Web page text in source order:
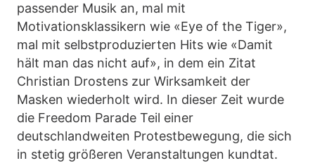
passender Musik an, mal mit
Motivationsklassikern wie «Eye of the Tiger»,
mal mit selbstproduzierten Hits wie «Damit
hält man das nicht auf», in dem ein Zitat
Christian Drostens zur Wirksamkeit der
Masken wiederholt wird. In dieser Zeit wurde
die Freedom Parade Teil einer
deutschlandweiten Protestbewegung, die sich
in stetig größeren Veranstaltungen kundtat.